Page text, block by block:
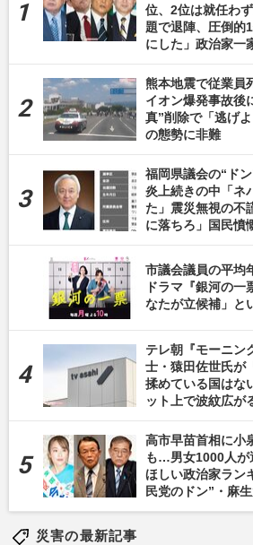
位、2位は就任わ
題で退陣、圧倒的
にした」政治家一
熊本地震で従業員
イオン爆発事故後
真”削除で「逃げ
の態勢に非難
福岡県議会の“ドン
炎上続きの中「ネ
た」震災無視の不
に落ちろ」国民憤
市議会議員の平均
ドラマ『銀河の一
なたが立候補」と
テレ朝『モーニン
士・猿田佐世氏が
揉めている国はな
ット上で波紋広が
高市早苗首相に小
も…男女1000人が
ほしい政治家ラン
民党のドン”・麻
災害の最新記事